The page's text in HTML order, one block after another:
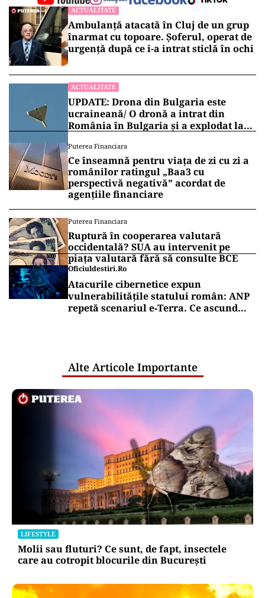
ACTUALITATE
Ambulanță atacată în Cluj de un grup
înarmat cu topoare. Șoferul, operat de
urgență după ce i-a intrat sticlă în ochi
ACTUALITATE
UPDATE: Drona din Bulgaria este
ucraineană/ O dronă a intrat din
România în Bulgaria şi a explodat la
Puterea Financiara
Ce înseamnă pentru viața de zi cu zi a
românilor ratingul „Baa3 cu
perspectivă negativă” acordat de
agențiile financiare
Puterea Financiara
Ruptură în cooperarea valutară
occidentală? SUA au intervenit pe
piața valutară fără să consulte BCE
Oficiuldestiri.ro
Atacurile cibernetice expun
vulnerabilitățile statului român: ANP
repetă scenariul e‑Terra. Ce ascund
Alte Articole Importante
LIFESTYLE
Molii sau fluturi? Ce sunt, de fapt, insectele
care au cotropit blocurile din București